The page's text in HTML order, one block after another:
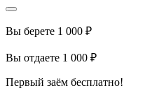
Вы берете 1 000 ₽
Вы отдаете 1 000 ₽
Первый заём бесплатно!